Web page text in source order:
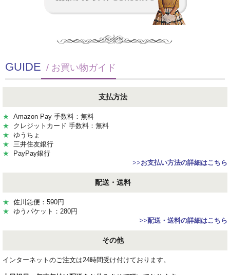
GUIDE / お買い物ガイド
支払方法
★ Amazon Pay 手数料：無料
★ クレジットカード 手数料：無料
★ ゆうちょ
★ 三井住友銀行
★ PayPay銀行
>>お支払い方法の詳細はこちら
配送・送料
★ 佐川急便：590円
★ ゆうパケット：280円
>>配送・送料の詳細はこちら
その他
インターネットのご注文は24時間受け付けております。